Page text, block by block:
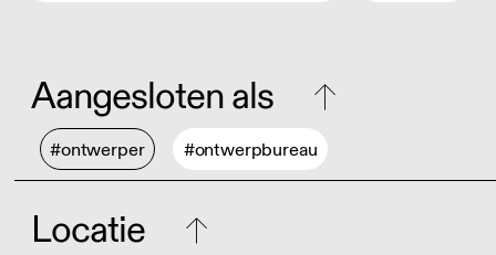
Aangesloten als
#ontwerper #ontwerpbureau
Locatie